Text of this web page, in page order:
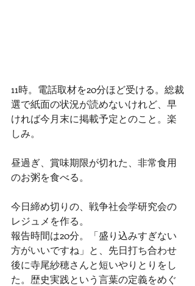
11時。電話取材を20分ほど受ける。総裁
選で紙面の状況が読めないけれど、早
ければ今月末に掲載予定とのこと。楽
しみ。
昼過ぎ、賞味期限が切れた、非常食用
のお粥を食べる。
今日締め切りの、戦争社会学研究会の
レジュメを作る。
報告時間は20分。「盛り込みすぎない
方がいいですね」と、先日打ち合わせ
後に寺尾紗穂さんと短いやりとりをし
た。歴史実践という言葉の定義をめぐ